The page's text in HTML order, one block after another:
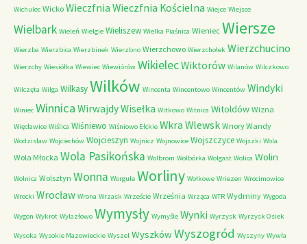
Wichulec Wicko Wieczfnia Wieczfnia Kościelna Wiejce Wiejsce
Wielbark Wieleń Wielgie Wieliszew Wielka Piaśnica Wieniec Wiersze
Wierzba Wierzbica Wierzbinek Wierzbno Wierzchowo Wierzchołek Wierzchucino
Wierzchy Wiesiółka Wiewiec Wiewiórów WikielecWiktorów Wilanów Wilczkowo
Wilczęta Wilga WilkasyWilków Wincenta Wincentowo Wincentów Windyki
Winiec Winnica WirwajdyWisełka Witkowo Witnica Witoldów Wizna
Więcławice Wiślica Wiśniewo Wiśniowo Ełckie Wkra Wlewsk Wnory Wandy
Wodzisław Wojciechów Wojcieszyn Wojnicz Wojnowice Wojszczyce Wojszki Wola
Wola Młocka Wola Pasikońska Wolbrom Wolbórka Wolgast Wolica Wolin
Wolnica Wolsztyn Wonna Worgule Worliny Wołkowe Wriezen Wrocimowice
Wrocki Wrocław Wrona Wrzask Wrzeście Września Wrząca WTR Wydminy Wygoda
Wygon Wykrot Wylazłowo Wymysły Wymyśle Wynki Wyrzysk Wyrzysk Osiek
Wysoka Wysokie Mazowieckie Wyszel WyszkówWyszogród Wyszyny Wywła